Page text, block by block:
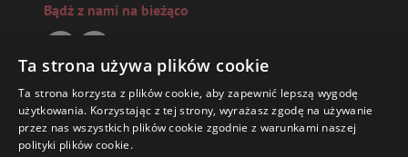
Bądź z nami na bieżąco
Paskarz.pl
Zamówienia
Ta strona używa plików cookie
Ta strona korzysta z plików cookie, aby zapewnić lepszą wygodę
użytkowania. Korzystając z tej strony, wyrażasz zgodę na używanie
przez nas wszystkich plików cookie zgodnie z warunkami naszej
polityki plików cookie.